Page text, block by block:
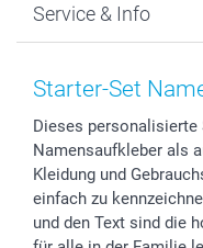
Fotoabzüge, Fotos als
Zubehör & Material
Sticker & Etiketten
Geschenk-Gutscheine
Datenschutz
AGB
Presse
Partnerprogramme
Investor Relations
B2B smartbusiness
Neujahr
Muttertag
Kommunion &
Hochzeit
Geburtstag
Geburt
Service & Info
Anmelden /Registrieren
Lieferfristen
72h Lieferung
Zahlungsmöglichkeiten
Sitemap
Starter-Set
Dieses personalisierte
Namensaufkleber als
Kleidung und
einfach zu
und den Text sind die